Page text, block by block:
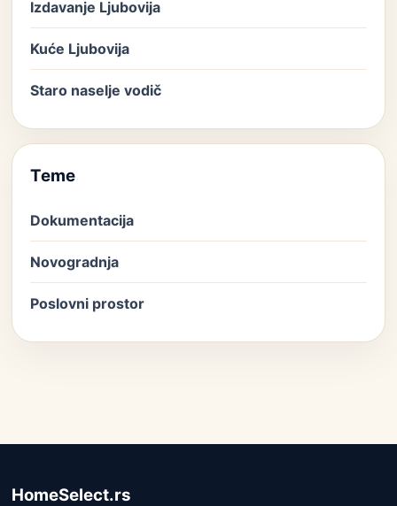
Izdavanje Ljubovija
Kuće Ljubovija
Staro naselje vodič
Teme
Dokumentacija
Novogradnja
Poslovni prostor
HomeSelect.rs